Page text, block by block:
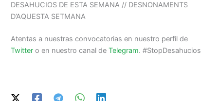
DESAHUCIOS DE ESTA SEMANA // DESNONAMENTS
D’AQUESTA SETMANA
Atentas a nuestras convocatorias en nuestro perfil de
Twitter o en nuestro canal deTelegram. #StopDesahucios